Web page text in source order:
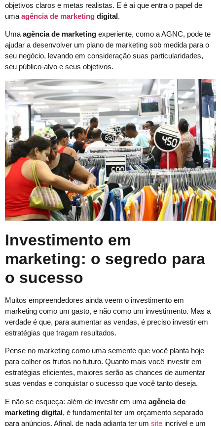
objetivos claros e metas realistas. E é aí que entra o papel de
uma agência de marketing digital.
Uma agência de marketing experiente, como a AGNC, pode te
ajudar a desenvolver um plano de marketing sob medida para o
seu negócio, levando em consideração suas particularidades,
seu público-alvo e seus objetivos.
Investimento em
marketing: o segredo para
o sucesso
Muitos empreendedores ainda veem o investimento em
marketing como um gasto, e não como um investimento. Mas a
verdade é que, para aumentar as vendas, é preciso investir em
estratégias que tragam resultados.
Pense no marketing como uma semente que você planta hoje
para colher os frutos no futuro. Quanto mais você investir em
estratégias eficientes, maiores serão as chances de aumentar
suas vendas e conquistar o sucesso que você tanto deseja.
E não se esqueça: além de investir em uma agência de
marketing digital, é fundamental ter um orçamento separado
para anúncios. Afinal, de nada adianta ter um site incrível e um